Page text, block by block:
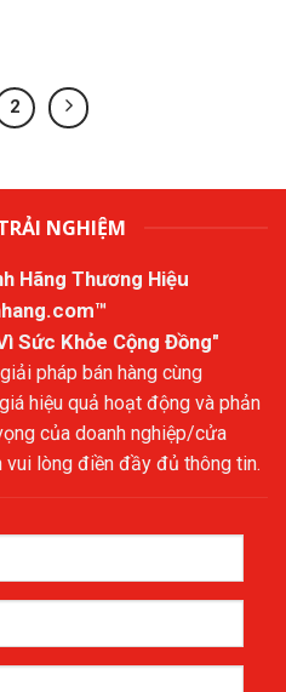
2
NGHIỆM
Hãng Thương Hiệu
Sức Khỏe Cộng Đồng"
pháp bán hàng cùng
hiệu quả hoạt động và phản
của doanh nghiệp/cửa
lòng điền đầy đủ thông tin.